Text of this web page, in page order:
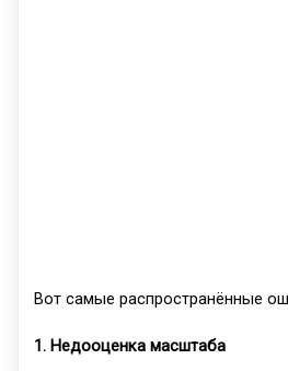
Вот самые распространённые
1. Недооценка масштаба